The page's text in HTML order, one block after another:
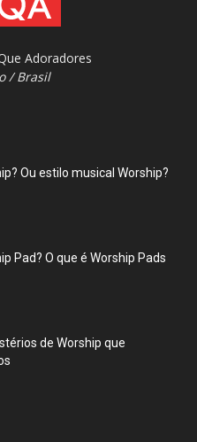
Adoradores
/ Brasil
Ou estilo musical Worship?
Pad? O que é Worship Pads
de Worship que